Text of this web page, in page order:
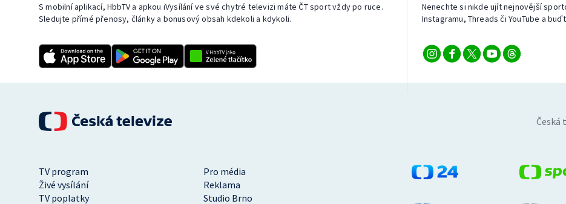
S mobilní aplikací, HbbTV a apkou iVysílání ve své chytré televizi máte ČT sport vždy po ruce.
Sledujte přímé přenosy, články a bonusový obsah kdekoli a kdykoli.
Nenechte si nikde ujít nejnovější
Instagramu, Threads či YouTube a
Česká
TV program
Pro média
Živé vysílání
Reklama
TV poplatky
Studio Brno